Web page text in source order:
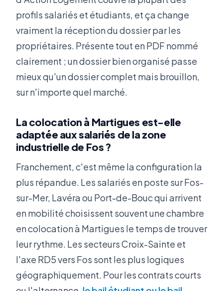
profils salariés et étudiants, et ça change
vraiment la réception du dossier par les
propriétaires. Présente tout en PDF nommé
clairement ; un dossier bien organisé passe
mieux qu'un dossier complet mais brouillon,
sur n'importe quel marché.
La colocation à Martigues est-elle
adaptée aux salariés de la zone
industrielle de Fos ?
Franchement, c'est même la configuration la
plus répandue. Les salariés en poste sur Fos-
sur-Mer, Lavéra ou Port-de-Bouc qui arrivent
en mobilité choisissent souvent une chambre
en colocation à Martigues le temps de trouver
leur rythme. Les secteurs Croix-Sainte et
l'axe RD5 vers Fos sont les plus logiques
géographiquement. Pour les contrats courts